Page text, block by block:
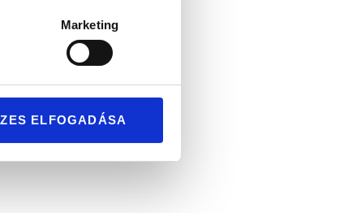
Marketing
ELFOGADÁSA
pár